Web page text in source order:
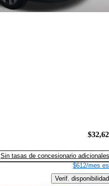
Sin tasas de concesionario adicionales
$612/mes
Verif. disponibilidad